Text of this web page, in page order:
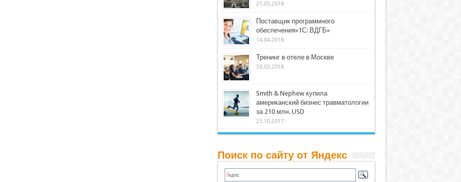
21.05.2018
Поставщик программного
обеспечения»1С: ВДГБ»
14.04.2018
Тренинг в отеле в Москве
30.03.2018
Smith & Nephew купила
американский бизнес травматологии
за 210 млн. USD
23.10.2017
Поиск по сайту от Яндекс